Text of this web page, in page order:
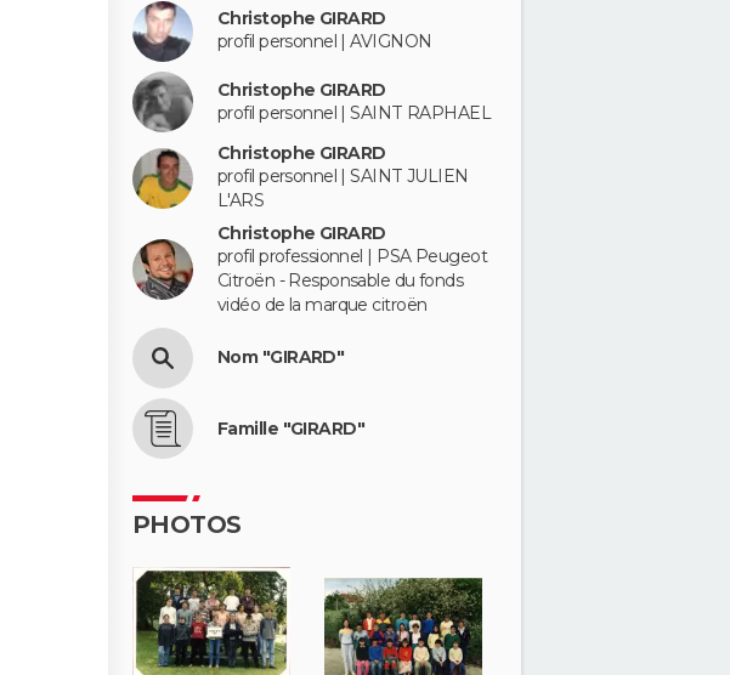
Christophe GIRARD
profil personnel | AVIGNON
Christophe GIRARD
profil personnel | SAINT RAPHAEL
Christophe GIRARD
profil personnel | SAINT JULIEN
L'ARS
Christophe GIRARD
profil professionnel | PSA Peugeot
Citroën - Responsable du fonds
vidéo de la marque citroën
Nom "GIRARD"
Famille "GIRARD"
PHOTOS